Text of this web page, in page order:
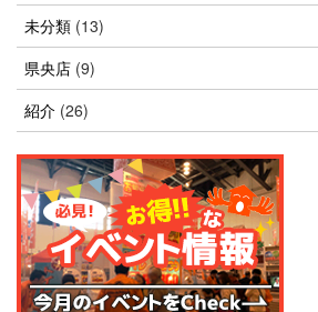
未分類 (13)
県央店 (9)
紹介 (26)